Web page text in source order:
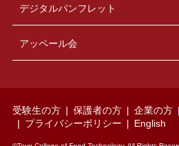
デジタルパンフレット
アッペール会
受験生の方 保護者の方 企業の方
プライバシーポリシー
English